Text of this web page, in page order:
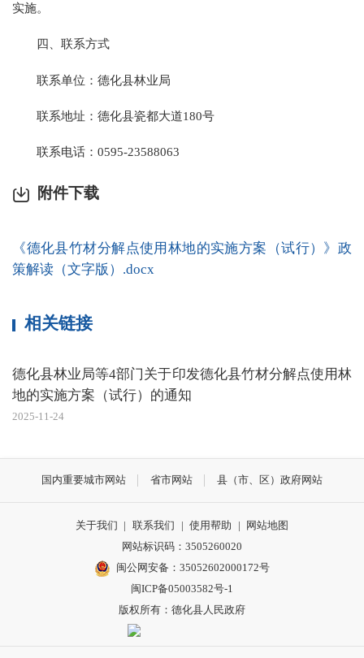
实施。
四、联系方式
联系单位：德化县林业局
联系地址：德化县瓷都大道180号
联系电话：0595-23588063
附件下载
《德化县竹材分解点使用林地的实施方案（试行）》政
策解读（文字版）.docx
相关链接
德化县林业局等4部门关于印发德化县竹材分解点使用林
地的实施方案（试行）的通知
2025-11-24
国内重要城市网站 省市网站 县（市、区）政府网站
关于我们 | 联系我们 | 使用帮助 | 网站地图
网站标识码：3505260020
闽公网安备：35052602000172号
闽ICP备05003582号-1
版权所有：德化县人民政府